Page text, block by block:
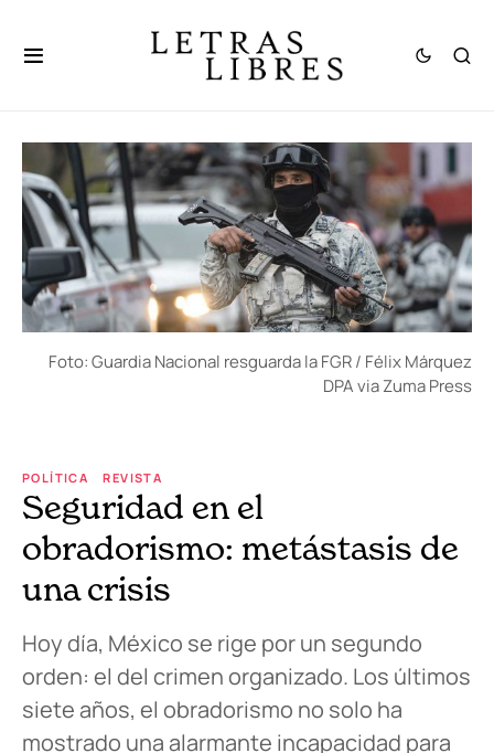
Foto: Guardia Nacional resguarda la FGR / Félix Márquez
DPA via Zuma Press
POLÍTICA REVISTA
Seguridad en el
obradorismo: metástasis de
una crisis
Hoy día, México se rige por un segundo
orden: el del crimen organizado. Los últimos
siete años, el obradorismo no solo ha
mostrado una alarmante incapacidad para